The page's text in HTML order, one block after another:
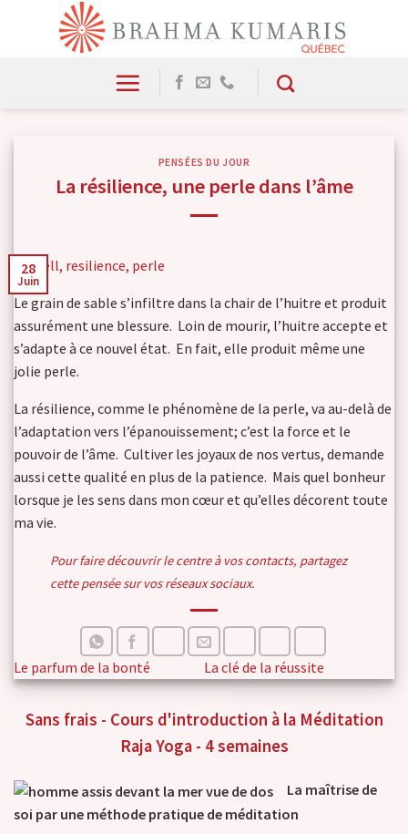
PENSÉES DU JOUR
La résilience, une perle dans l’âme
28
Juin
Le grain de sable s’infiltre dans la chair de l’huitre et produit
assurément une blessure. Loin de mourir, l’huitre accepte et
s’adapte à ce nouvel état. En fait, elle produit même une
jolie perle.
La résilience, comme le phénomène de la perle, va au-delà de
l’adaptation vers l’épanouissement; c’est la force et le
pouvoir de l’âme. Cultiver les joyaux de nos vertus, demande
aussi cette qualité en plus de la patience. Mais quel bonheur
lorsque je les sens dans mon cœur et qu’elles décorent toute
ma vie.
Pour faire découvrir le centre à vos contacts, partagez
cette pensée sur vos réseaux sociaux.
Le parfum de la bonté La clé de la réussite
Sans frais - Cours d'introduction à la Méditation
Raja Yoga - 4 semaines
La maîtrise de
soi par une méthode pratique de méditation